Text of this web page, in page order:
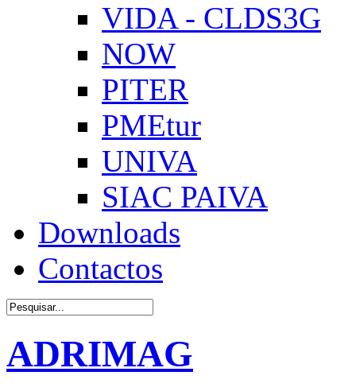
VIDA - CLDS3G
NOW
PITER
PMEtur
UNIVA
SIAC PAIVA
Downloads
Contactos
ADRIMAG